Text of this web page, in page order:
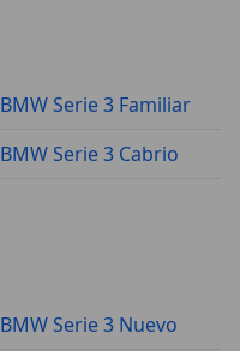
BMW Serie 3 Familiar
BMW Serie 3 Cabrio
BMW Serie 3 Nuevo